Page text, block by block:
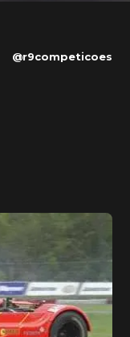
@r9competicoes